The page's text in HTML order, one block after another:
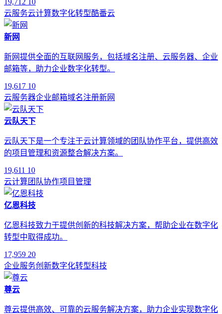
云服务云计算数字化转型酷番云
新网
新网提供全面的互联网服务，包括域名注册、云服务器、企业
邮箱等，助力企业数字化转型。
19,617 10
云服务器企业邮箱域名注册新网
云队天下
云队天下是一个专注于云计算领域的团队协作平台，提供高效
的项目管理和资源整合解决方案。
19,611 10
云计算团队协作项目管理
亿恩科技
亿恩科技致力于提供创新的科技解决方案，帮助企业在数字化
转型中取得成功。
17,959 20
企业服务创新数字化转型科技
尊云
尊云提供高效、可靠的云服务解决方案，助力企业实现数字化